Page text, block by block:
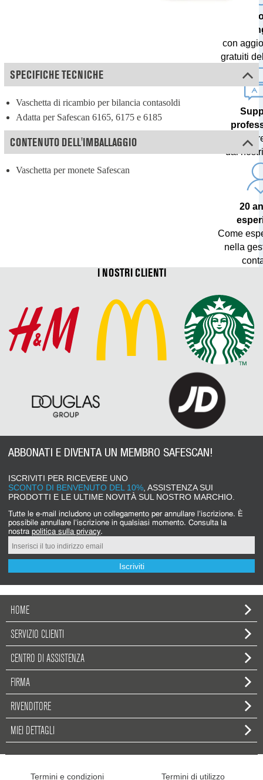
SPECIFICHE TECNICHE
Vaschetta di ricambio per bilancia contasoldi
Adatta per Safescan 6165, 6175 e 6185
CONTENUTO DELL'IMBALLAGGIO
Vaschetta per monete Safescan
con
gratuiti
offerto
dai
20
Come
nella
I NOSTRI CLIENTI
ABBONATI E DIVENTA UN MEMBRO SAFESCAN!
ISCRIVITI PER RICEVERE UNO
SCONTO DI BENVENUTO DEL 10%, ASSISTENZA SUI
PRODOTTI E LE ULTIME NOVITÀ SUL NOSTRO MARCHIO.
possibile annullare l'iscrizione in qualsiasi momento. Consulta la
nostra politica sulla privacy.
Iscriviti
HOME
SERVIZIO CLIENTI
CENTRO DI ASSISTENZA
FIRMA
RIVENDITORE
MIEI DETTAGLI
Termini e condizioni Termini di utilizzo